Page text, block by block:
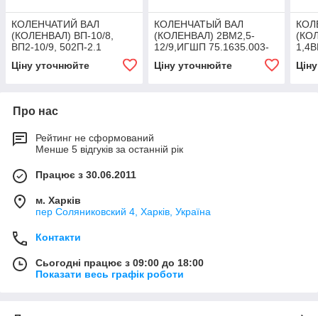
КОЛЕНЧАТИЙ ВАЛ
(КОЛЕНВАЛ) ВП-10/8,
ВП2-10/9, 502П-2.1
Ціну уточнюйте
КОЛЕНЧАТЫЙ ВАЛ
(КОЛЕНВАЛ) 2ВМ2,5-
12/9,ИГШП 75.1635.003-
Ціну уточнюйте
40/
Про нас
Рейтинг не сформований
Менше 5 відгуків за останній рік
Працює з 30.06.2011
м. Харків
пер Соляниковский 4, Харків, Україна
Контакти
Сьогодні працює з 09:00 до 18:00
Показати весь графік роботи